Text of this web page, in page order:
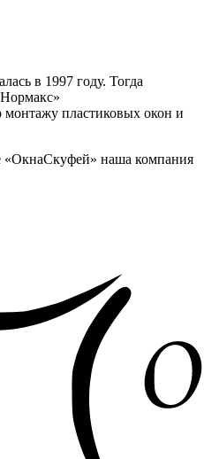
в 1997 году. Тогда
монтажу пластиковых окон и
«ОкнаСкуфей» наша компания